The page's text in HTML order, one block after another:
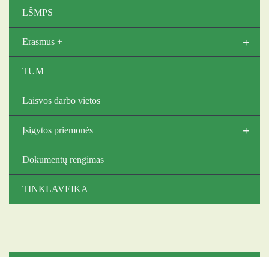
LŠMPS
+
Erasmus +
TŪM
Laisvos darbo vietos
+
Įsigytos priemonės
Dokumentų rengimas
TINKLAVEIKA